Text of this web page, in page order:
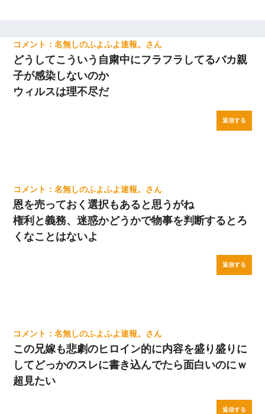
名無しのふよふよ速報。
どうしてこういう自粛中にフラフラしてるバカ親
子が感染しないのか
ウィルスは理不尽だ
返信する
名無しのふよふよ速報。
恩を売っておく選択もあると思うがね
権利と義務、迷惑かどうかで物事を判断するとろ
くなことはないよ
返信する
名無しのふよふよ速報。
この兄嫁も悲劇のヒロイン的に内容を盛り盛りに
してどっかのスレに書き込んでたら面白いのにｗ
超見たい
返信する